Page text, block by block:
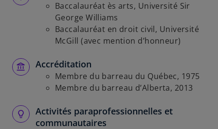
Baccalauréat ès arts, Université Sir
George Williams
Baccalauréat en droit civil, Université
McGill (avec mention d’honneur)
Accréditation
Membre du barreau du Québec, 1975
Membre du barreau d’Alberta, 2013
Activités paraprofessionnelles et
communautaires